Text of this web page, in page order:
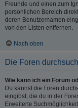
Freunde und einen zum
persönlichen Bereich
deren Benutzernamen
von den Listen entfernen.
Nach oben
Die Foren
Wie kann ich ein Forum
Du kannst die Foren
eingibst, die du in der
Erweiterte